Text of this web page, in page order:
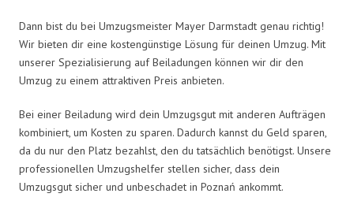
Dann bist du bei Umzugsmeister Mayer Darmstadt genau richtig!
Wir bieten dir eine kostengünstige Lösung für deinen Umzug. Mit
unserer Spezialisierung auf Beiladungen können wir dir den
Umzug zu einem attraktiven Preis anbieten.
Bei einer Beiladung wird dein Umzugsgut mit anderen Aufträgen
kombiniert, um Kosten zu sparen. Dadurch kannst du Geld sparen,
da du nur den Platz bezahlst, den du tatsächlich benötigst. Unsere
professionellen Umzugshelfer stellen sicher, dass dein
Umzugsgut sicher und unbeschadet in Poznań ankommt.